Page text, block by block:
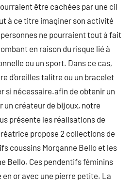
être cachées par une cil
à ce titre imaginer son activité
ne pourraient tout à fait
en raison du risque lié à
ou un sport. Dans ce cas,
d’oreilles talitre ou un bracelet
si nécessaire.afin de obtenir un
un créateur de bijoux, notre
présente les réalisations de
propose 2 collections de
coussins Morganne Bello et les
Bello. Ces pendentifs féminins
or avec une pierre petite. La